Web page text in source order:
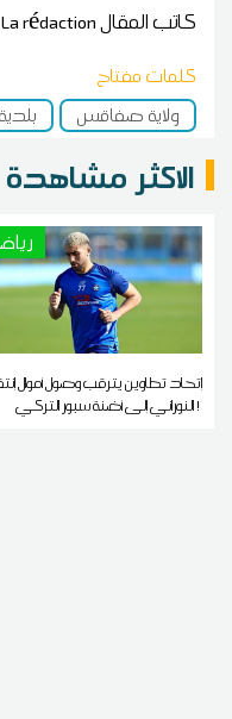
كاتب المقالLa rédaction
كلمات مفتاح
ولاية صفاقس
الاكثر مشاهدة
إتحاد تطاوين يترقب وصول أموال
النوراني إلى أضنة سبور التركي !